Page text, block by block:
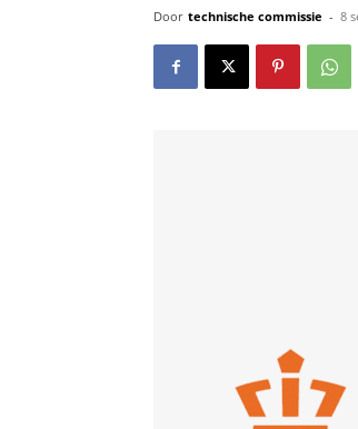
Door technische commissie - 8